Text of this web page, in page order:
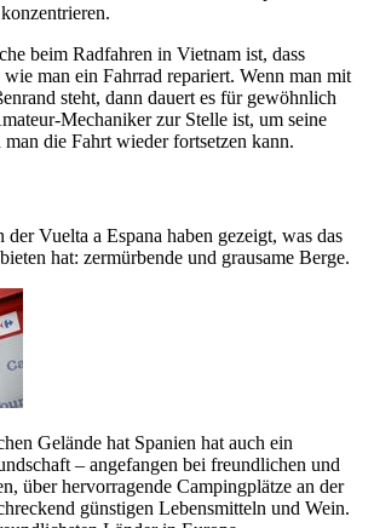
beim Radfahren in Vietnam ist, dass
man ein Fahrrad repariert. Wenn man mit
steht, dann dauert es für gewöhnlich
Mechaniker zur Stelle ist, um seine
die Fahrt wieder fortsetzen kann.
Vuelta a Espana haben gezeigt, was das
hat: zermürbende und grausame Berge.
Gelände hat Spanien hat auch ein
– angefangen bei freundlichen und
über hervorragende Campingplätze an der
günstigen Lebensmitteln und Wein.